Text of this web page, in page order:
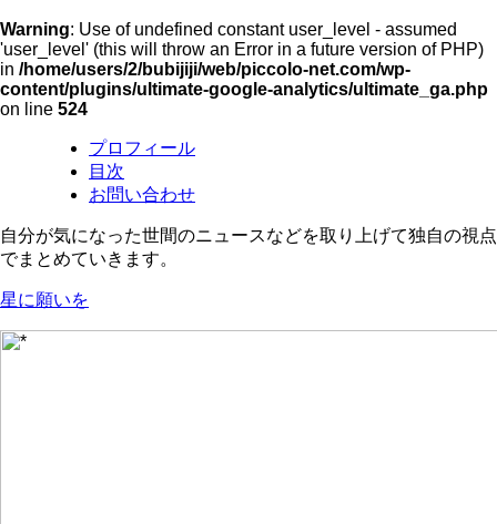
Warning: Use of undefined constant user_level - assumed
'user_level' (this will throw an Error in a future version of PHP)
in /home/users/2/bubijiji/web/piccolo-net.com/wp-
content/plugins/ultimate-google-analytics/ultimate_ga.php
on line 524
プロフィール
目次
お問い合わせ
自分が気になった世間のニュースなどを取り上げて独自の視点
でまとめていきます。
星に願いを